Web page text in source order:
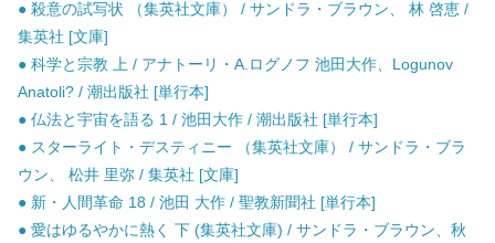
● 殺意の試写状 （集英社文庫） / サンドラ・ブラウン、 林 啓恵 /
集英社 [文庫]
● 科学と宗教 上 / アナトーリ・A.ログノフ 池田大作、Logunov
Anatoli? / 潮出版社 [単行本]
● 仏法と宇宙を語る 1 / 池田大作 / 潮出版社 [単行本]
● スターライト・デスティニー （集英社文庫） / サンドラ・ブラ
ウン、 松井 里弥 / 集英社 [文庫]
● 新・人間革命 18 / 池田 大作 / 聖教新聞社 [単行本]
● 愛はゆるやかに熱く 下 (集英社文庫) / サンドラ・ブラウン、秋